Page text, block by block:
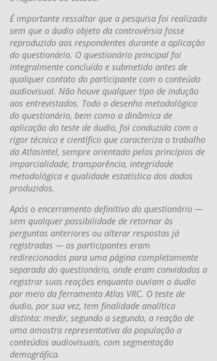
É importante ressaltar que a pesquisa foi realizada
sem que o áudio objeto da controvérsia fosse
reproduzido aos respondentes durante a aplicação
do questionário. O questionário principal foi
integralmente concluído e submetido antes de
qualquer contato do participante com o conteúdo
audiovisual. Não houve qualquer tipo de indução
aos entrevistados. Todo o desenho metodológico
do questionário, bem como a dinâmica de
aplicação do teste de áudio, foi conduzido com o
rigor técnico e científico que caracteriza o trabalho
da AtlasIntel, sempre orientado pelos princípios de
imparcialidade, transparência, integridade
metodológica e qualidade estatística dos dados
produzidos.
Após o encerramento definitivo do questionário —
sem qualquer possibilidade de retornar às
perguntas anteriores ou alterar respostas já
registradas — os participantes eram
redirecionados para uma página completamente
separada do questionário, onde eram convidados a
registrar suas reações enquanto ouviam o áudio
por meio da ferramenta Atlas VRC. O teste de
áudio, por sua vez, tem finalidade analítica
distinta: medir, segundo a segundo, a reação de
uma amostra representativa da população a
conteúdos audiovisuais, com segmentação
demográfica.